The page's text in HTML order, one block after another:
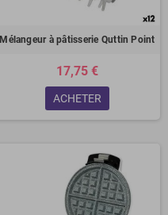
Mélangeur à pâtisserie Quttin Point
17,75 €
ACHETER